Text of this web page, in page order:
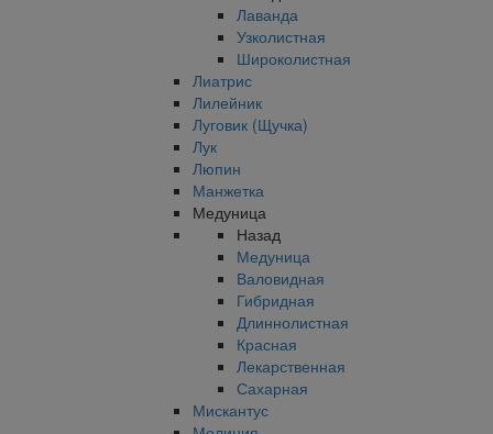
Лаванда
Узколистная
Широколистная
Лиатрис
Лилейник
Луговик (Щучка)
Лук
Люпин
Манжетка
Медуница
Назад
Медуница
Валовидная
Гибридная
Длиннолистная
Красная
Лекарственная
Сахарная
Мискантус